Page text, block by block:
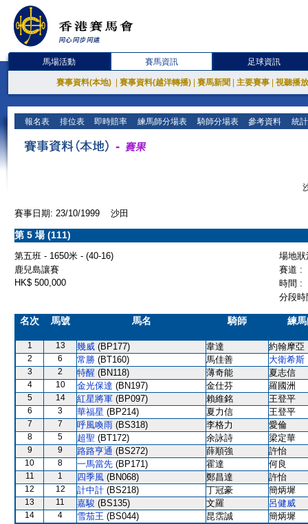
馬場活動 賽馬資訊 足球資訊
賽事資料(本地) 賽事資料(越洋轉播) 賽馬新聞 主要賽事 視聽播
報名表 排位表 即時賠率 練馬師分場表 騎師分場表 參考資料 統
賽事日期: 23/10/1999 沙田
第 5 場 (111)
第五班 - 1650米 - (40-16)
場地
鹿兒島讓賽
賽道 :
HK$ 500,000
時間 :
分段
名次 馬號 馬名 騎師 練
1 13 幾威 (BP177) 韋達 約翰摩亞
2 6 常勝 (BT160) 馬佳善 大衛希斯
3 2 特醒 (BN118) 薄奇能 夏志信
4 10 金光保達 (BN197) 金仕芬 羅國洲
5 14 紅星將軍 (BP097) 賴維銘 王登平
6 3 華福星 (BP214) 夏力信 王登平
7 7 呼風喚雨 (BS318) 李格力 愛倫
8 5 超聖 (BT172) 余詠詩 梁定華
9 9 路路亨通 (BS272) 薛順強 許怡
10 8 一馬當先 (BP171) 霍達 何良
11 1 四季風 (BN068) 鄭昌達 許怡
12 12 計中計 (BS218) 丁冠豪 簡炳墀
13 11 嘉駿 (BS135) 文羅 呂健威
14 4 雪茄王 (BS044) 昆霑誠
簡炳墀